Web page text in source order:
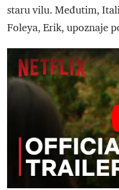
staru vilu. Međutim,
Foleya, Erik, upoznaje